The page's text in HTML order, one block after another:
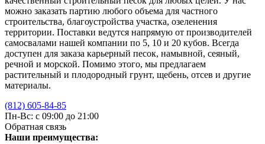
можно заказать партию любого объема для частного
строительства, благоустройства участка, озеленения
территории. Поставки ведутся напрямую от производителей
самосвалами нашей компании по 5, 10 и 20 кубов. Всегда
доступен для заказа карьерный песок, намывной, сеяный,
речной и морской. Помимо этого, мы предлагаем
растительный и плодородный грунт, щебень, отсев и другие
материалы.
(812) 605-84-85
Пн-Вс: с 09:00 до 21:00
Обратная связь
Наши преимущества: